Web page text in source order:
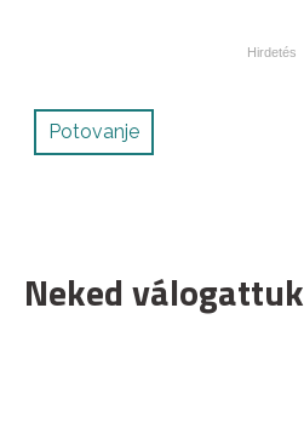
Potovanje
Neked válogattuk